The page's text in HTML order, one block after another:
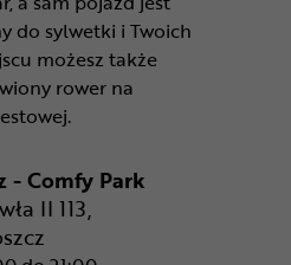
do sylwetki i Twoich
możesz także
rower na
- Comfy Park
II 113,